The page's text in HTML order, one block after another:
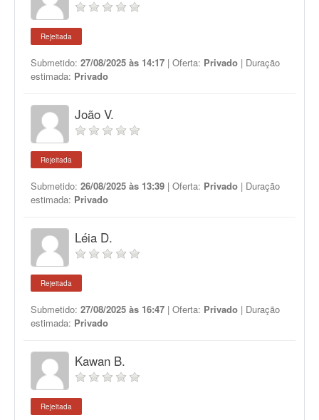
Rejeitada
Submetido: 27/08/2025 às 14:17 | Oferta: Privado | Duração
estimada: Privado
João V.
Rejeitada
Submetido: 26/08/2025 às 13:39 | Oferta: Privado | Duração
estimada: Privado
Léia D.
Rejeitada
Submetido: 27/08/2025 às 16:47 | Oferta: Privado | Duração
estimada: Privado
Kawan B.
Rejeitada